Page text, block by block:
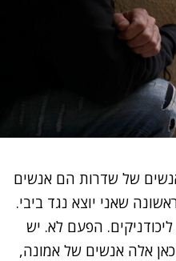
של שדרות הם אנשים
שאני יוצא נגד ביבי.
. הפעם לא. יש
אלה אנשים של אמונה,